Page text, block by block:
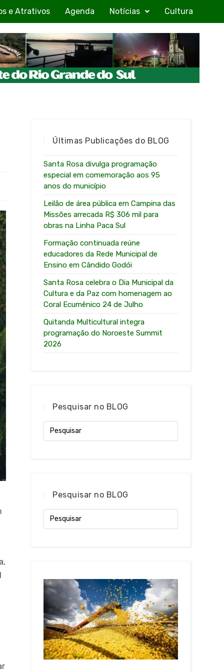
e Atrativos Agenda Notícias Cultura
Últimas Publicações do BLOG
Santa Rosa divulga programação
especial em comemoração aos 95
anos do município
Leilão de área pública em Campina das
Missões arrecada R$ 306 mil para
obras na Linha Paca Sul
Formação continuada reúne
educadores da Rede Municipal de
Ensino em Cândido Godói
Santa Rosa celebra o Dia Municipal da
Cultura e da Paz com homenagem ao
Coral Ecumênico 24 de Julho
Quitanda Multicultural integra
programação do Noroeste Summit
2026
Pesquisar no BLOG
Pesquisar no BLOG